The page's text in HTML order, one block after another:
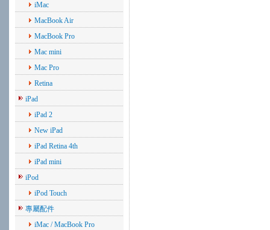
iMac
MacBook Air
MacBook Pro
Mac mini
Mac Pro
Retina
iPad
iPad 2
New iPad
iPad Retina 4th
iPad mini
iPod
iPod Touch
專屬配件
iMac / MacBook Pro